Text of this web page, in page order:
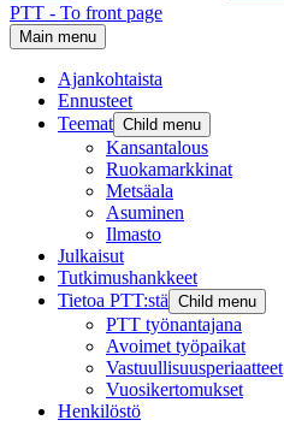
PTT - To front page
Main menu
Ajankohtaista
Ennusteet
Teemat Child menu
Kansantalous
Ruokamarkkinat
Metsäala
Asuminen
Ilmasto
Julkaisut
Tutkimushankkeet
Tietoa PTT:stä Child menu
PTT työnantajana
Avoimet työpaikat
Vastuullisuusperiaatteet
Vuosikertomukset
Henkilöstö